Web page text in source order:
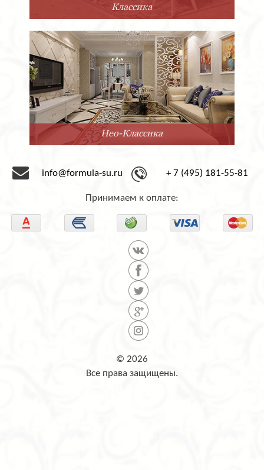
Классика
Нео-Классика
info@formula-su.ru + 7 (495) 181-55-81
Принимаем к оплате:
© 2026
Все права защищены.